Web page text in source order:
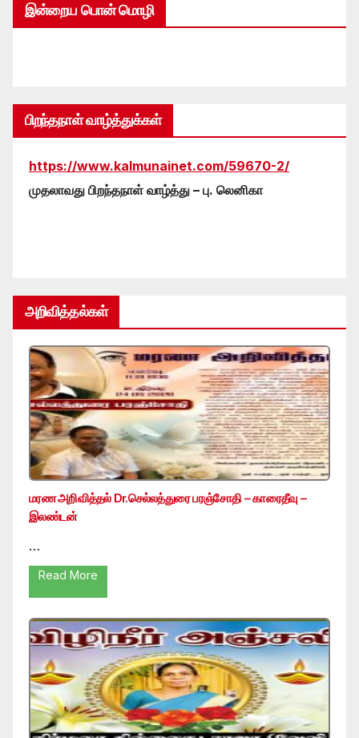
இன்றைய பொன் மொழி
பிறந்தநாள் வாழ்த்துக்கள்
https://www.kalmunainet.com/59670-2/
முதலாவது பிறந்தநாள் வாழ்த்து – பு. லெனிகா
அறிவித்தல்கள்
மரண அறிவித்தல் Dr.செல்லத்துரை பரஞ்சோதி – காரைதீவு –
இலண்டன்
…
Read More